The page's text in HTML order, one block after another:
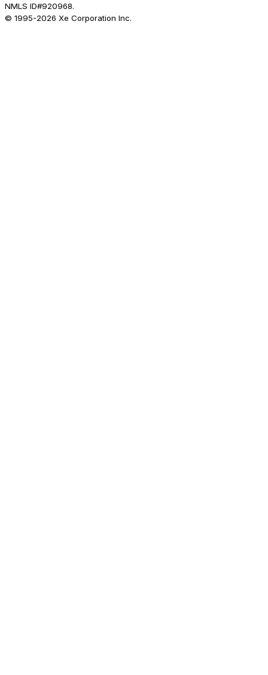
NMLS ID#920968.
© 1995-2026 Xe Corporation Inc.